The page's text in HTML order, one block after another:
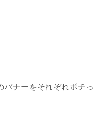
バナーをそれぞれポチっ